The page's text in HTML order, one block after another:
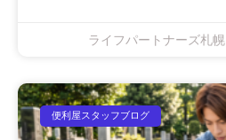
ライフパートナーズ札幌
便利屋スタッフブログ